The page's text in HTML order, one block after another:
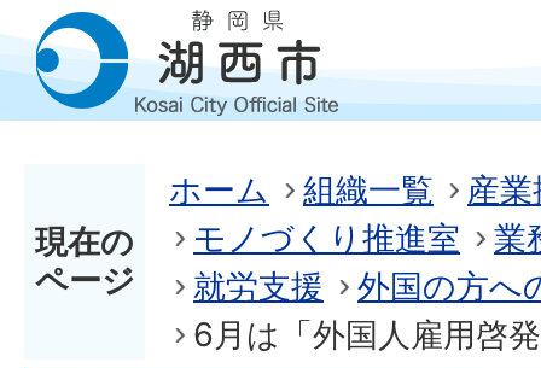
現在の
ページ
ホーム 組織一覧
産
モノづくり推進室
業
就労支援
外国の方へ
6月は「外国人雇用啓